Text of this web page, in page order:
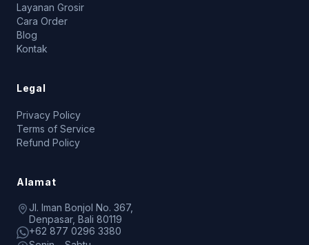
Layanan Grosir
Cara Order
Blog
Kontak
Legal
Privacy Policy
Terms of Service
Refund Policy
Alamat
Jl. Iman Bonjol No. 367,
Denpasar, Bali 80119
+62 877 0296 3380